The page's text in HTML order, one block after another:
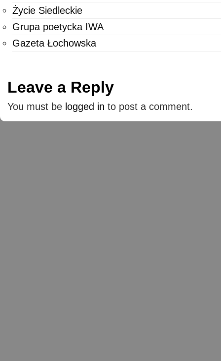
Życie Siedleckie
Grupa poetycka IWA
Gazeta Łochowska
Leave a Reply
You must be logged in to post a comment.